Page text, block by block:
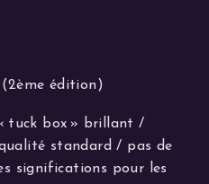
édition)
tuck box » brillant /
standard / pas de
significations pour les